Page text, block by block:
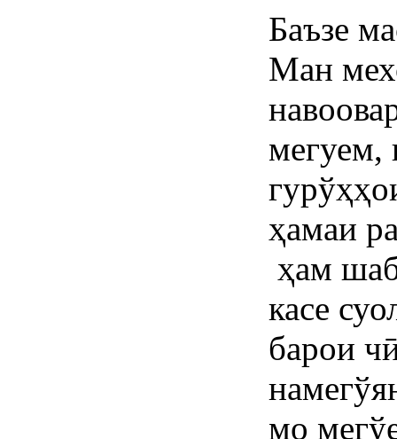
Баъзе
Ман
мегуем,
ҳамаи
ҳам
касе
барои
мо